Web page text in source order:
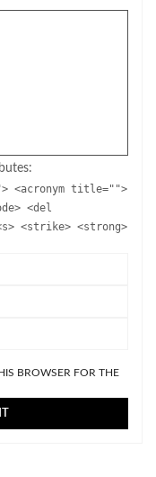
<acronym title="">
<del
<strike> <strong>
BROWSER FOR THE